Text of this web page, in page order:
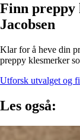
Finn preppy
Jacobsen
Klar for å heve din
preppy klesmerker
Utforsk utvalget og
Les også: